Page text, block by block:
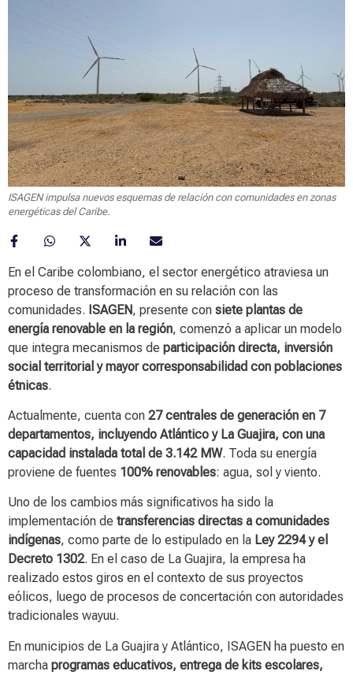
ISAGEN impulsa nuevos esquemas de relación con comunidades en zonas
energéticas del Caribe.
En el Caribe colombiano, el sector energético atraviesa un
proceso de transformación en su relación con las
comunidades. ISAGEN, presente con siete plantas de
energía renovable en la región, comenzó a aplicar un modelo
que integra mecanismos de participación directa, inversión
social territorial y mayor corresponsabilidad con poblaciones
étnicas.
Actualmente, cuenta con 27 centrales de generación en 7
departamentos, incluyendo Atlántico y La Guajira, con una
capacidad instalada total de 3.142 MW. Toda su energía
proviene de fuentes 100% renovables: agua, sol y viento.
Uno de los cambios más significativos ha sido la
implementación de transferencias directas a comunidades
indígenas, como parte de lo estipulado en la Ley 2294 y el
Decreto 1302. En el caso de La Guajira, la empresa ha
realizado estos giros en el contexto de sus proyectos
eólicos, luego de procesos de concertación con autoridades
tradicionales wayuu.
En municipios de La Guajira y Atlántico, ISAGEN ha puesto en
marcha programas educativos, entrega de kits escolares,